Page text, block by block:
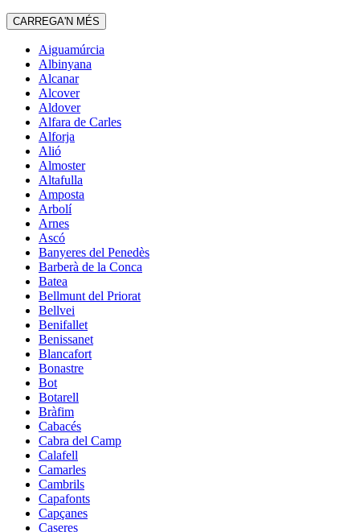
CARREGA'N MÉS
Aiguamúrcia
Albinyana
Alcanar
Alcover
Aldover
Alfara de Carles
Alforja
Alió
Almoster
Altafulla
Amposta
Arbolí
Arnes
Ascó
Banyeres del Penedès
Barberà de la Conca
Batea
Bellmunt del Priorat
Bellvei
Benifallet
Benissanet
Blancafort
Bonastre
Bot
Botarell
Bràfim
Cabacés
Cabra del Camp
Calafell
Camarles
Cambrils
Capafonts
Capçanes
Caseres